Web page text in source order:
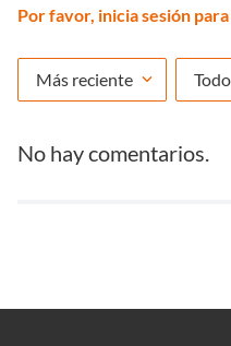
Por favor, inicia sesión
Más reciente
No hay comentarios.